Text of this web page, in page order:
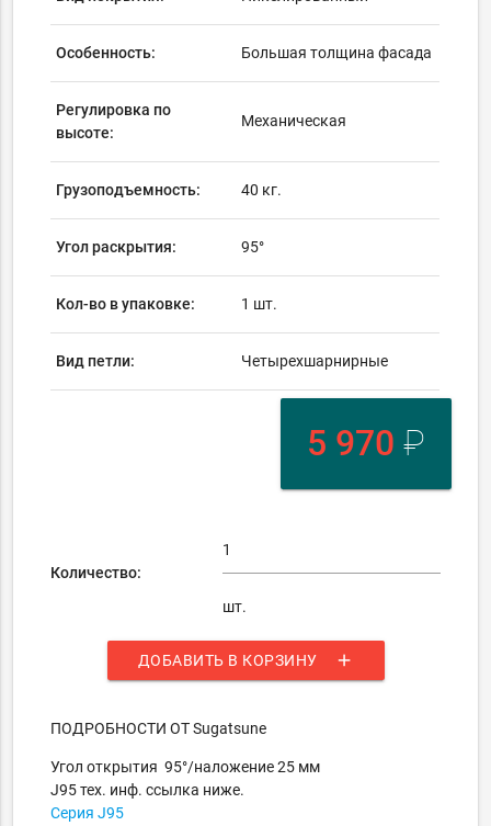
Особенность: Большая толщина фасада
Регулировка по
высоте:
Механическая
Грузоподъемность: 40 кг.
Угол раскрытия: 95°
Кол-во в упаковке: 1 шт.
Вид петли: Четырехшарнирные
5 970 ₽
Количество:
шт.
ДОБАВИТЬ В КОРЗИНУ add
ПОДРОБНОСТИ ОТ Sugatsune
Угол открытия 95°/наложение 25 мм
J95 тех. инф. ссылка ниже.
Серия J95